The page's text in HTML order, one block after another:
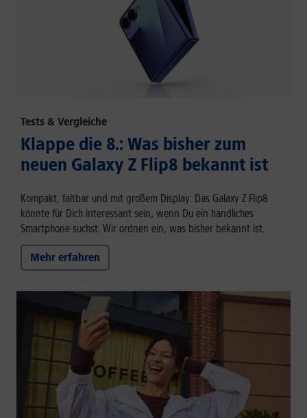
Tests & Vergleiche
Klappe die 8.: Was bisher zum
neuen Galaxy Z Flip8 bekannt ist
Kompakt, faltbar und mit großem Display: Das Galaxy Z Flip8
könnte für Dich interessant sein, wenn Du ein handliches
Smartphone suchst. Wir ordnen ein, was bisher bekannt ist.
Mehr erfahren